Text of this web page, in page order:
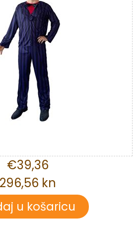
€39,36
296,56 kn